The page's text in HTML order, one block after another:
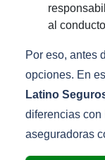
al
Por eso, antes
opciones. En
Latino
diferencias con
aseguradoras